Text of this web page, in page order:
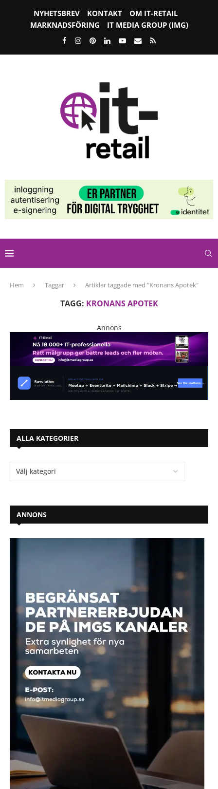
NYHETSBREV KONTAKT
OM IT-RETAIL
MARKNADSFÖRING
IT MEDIA GROUP (IMG)
Hem Taggar Artiklar taggade med "Kronans Apotek"
TAGG: KRONANS APOTEK
Annons
ALLA KATEGORIER
ANNONS